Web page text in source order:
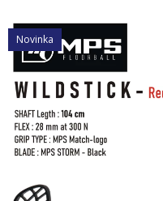
Novinka